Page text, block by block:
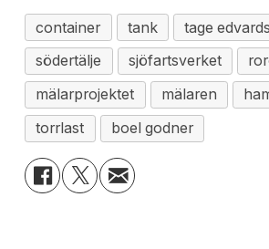
container tank
tage
södertälje
sjöfartsverket
mälarprojektet
mälaren
torrlast
boel godner